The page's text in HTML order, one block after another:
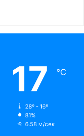
17 ℃
28º - 16º
81%
6.58 м/сек